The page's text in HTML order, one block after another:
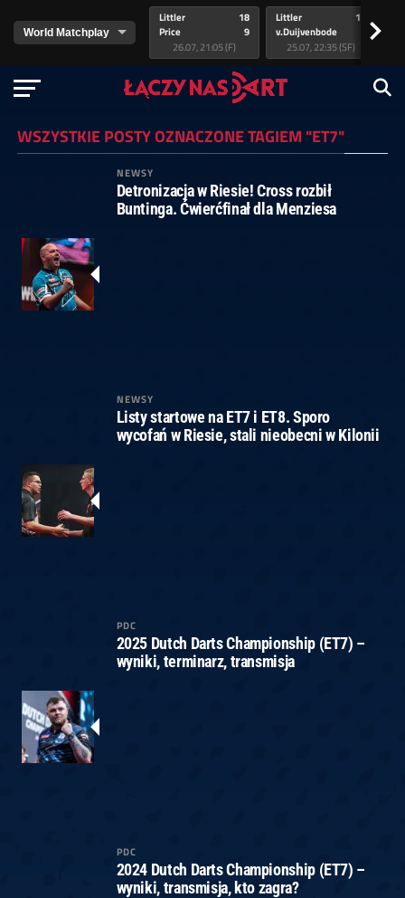
Littler
Price
18
9
26.07, 21:05 (F)
Littler
v.Duijvenbode
17
25.07, 22:35 (SF)
>
WSZYSTKIE POSTY OZNACZONE TAGIEM "ET7"
NEWSY
Detronizacja w Riesie! Cross rozbił
Buntinga. Ćwierćfinał dla Menziesa
NEWSY
Listy startowe na ET7 i ET8. Sporo
wycofań w Riesie, stali nieobecni w Kilonii
PDC
2025 Dutch Darts Championship (ET7) –
wyniki, terminarz, transmisja
PDC
2024 Dutch Darts Championship (ET7) –
wyniki, transmisja, kto zagra?